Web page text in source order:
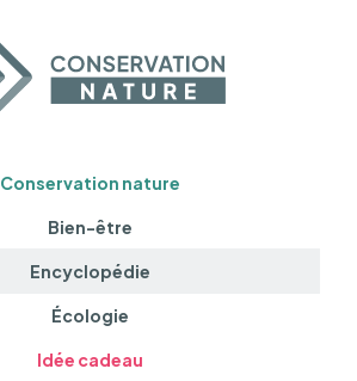
Conservation nature
Bien-être
Encyclopédie
Écologie
Idée cadeau